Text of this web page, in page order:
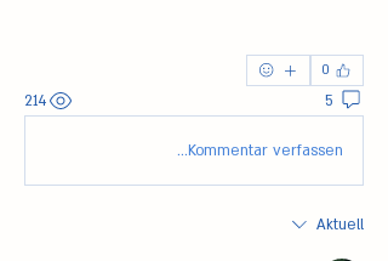
0
5
214
Kommentar verfassen...
Aktuell